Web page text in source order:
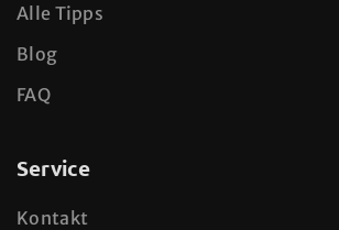
Alle Tipps
Blog
FAQ
Service
Kontakt